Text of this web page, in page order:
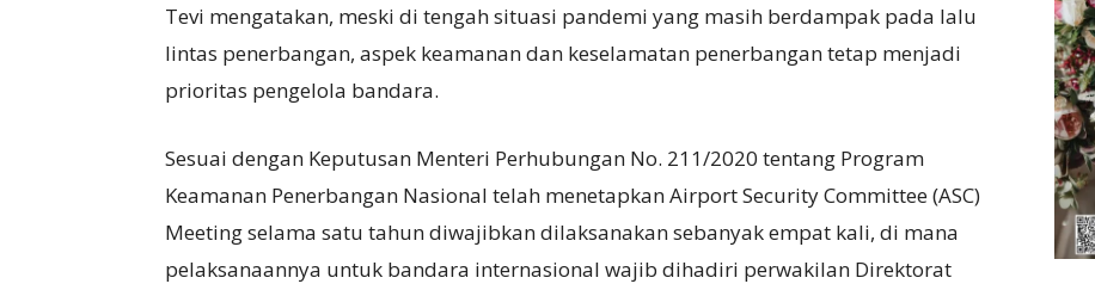
Tevi mengatakan, meski di tengah situasi pandemi yang masih berdampak pada lalu
lintas penerbangan, aspek keamanan dan keselamatan penerbangan tetap menjadi
prioritas pengelola bandara.
Sesuai dengan Keputusan Menteri Perhubungan No. 211/2020 tentang Program
Keamanan Penerbangan Nasional telah menetapkan Airport Security Committee (ASC)
Meeting selama satu tahun diwajibkan dilaksanakan sebanyak empat kali, di mana
pelaksanaannya untuk bandara internasional wajib dihadiri perwakilan Direktorat